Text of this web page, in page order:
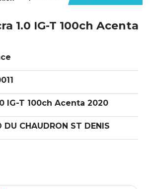
1.0 IG-T 100ch Acenta
IG-T 100ch Acenta 2020
DU CHAUDRON ST DENIS